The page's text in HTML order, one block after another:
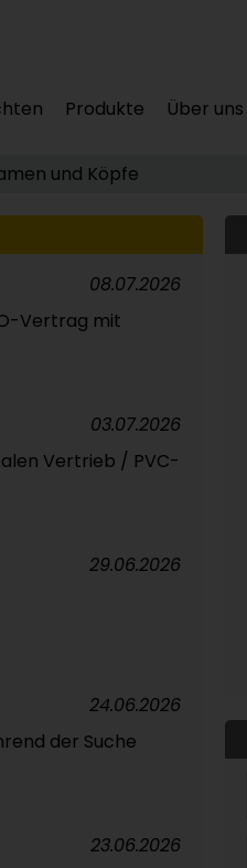
Produkte Über uns
und Köpfe
Vertrag mit
08.07.2026
Vertrieb / PVC-
03.07.2026
29.06.2026
der Suche
24.06.2026
23.06.2026